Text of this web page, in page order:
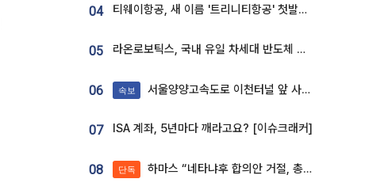
04 티웨이항공, 새 이름 '트리니티항공' 첫발…SSC 전략 본격화
05 라온로보틱스, 국내 유일 차세대 반도체 공정 로봇 개발 ‘고객사 테스트 진행’
06 속보 서울양양고속도로 이천터널 앞 사고 발생
07 ISA 계좌, 5년마다 깨라고요? [이슈크래커]
08 단독 하마스 “네타냐후 합의안 거절, 총선 앞두고 시간 끌기”